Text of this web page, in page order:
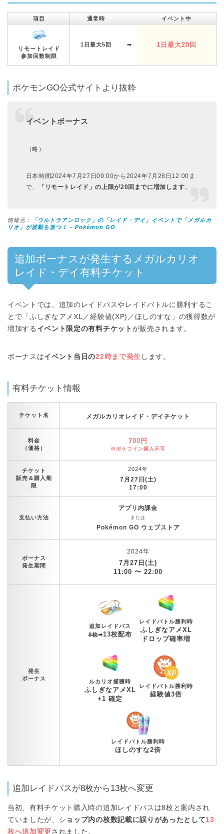
項目 通常時 イベント中
リモートレイド
参加回数制限
1日最大5回 ➡︎ 1日最大20回
ポケモンGO公式サイトより抜粋
イベントボーナス
（略）
日本時間2024年7月27日09:00から2024年7月28日12:00ま
で、
「リモートレイド」の上限が20回までに増加します。
情報元：
「ウルトラアンロック」の「レイド・デイ」イベントで「メガルカ
リオ」が波動を放つ！ – Pokémon GO
追加ボーナスが発生するメガルカリオ
レイド・デイ有料チケット
イベントでは、追加のレイドパスやレイドバトルに勝利するこ
とで「ふしぎなアメXL／経験値(XP)／ほしのすな」の獲得数が
増加する イベント限定の有料チケット が販売されます。
ボーナスはイベント当日の22時まで発生 します。
有料チケット情報
チケット名 メガルカリオレイド・デイチケット
料金
（価格）
700円
※ポケコイン購入不可
チケット
販売＆購入期
限
2024年
7月27日(土)
17:00
支払い方法
アプリ内課金
または
Pokémon GO ウェブストア
ボーナス
発生期間
2024年
7月27日(土)
11:00 〜 22:00
発生
ボーナス
追加レイドパス
8枚➡︎13枚配布
レイドバトル勝利時
ふしぎなアメXL
ドロップ確率増
ルカリオ捕獲時
ふしぎなアメXL
+1 確定
レイドバトル勝利時
経験値3倍
レイドバトル勝利時
ほしのすな2倍
追加レイドパスが8枚から13枚へ変更
当初、有料チケット購入時の追加レイドパスは8枚と案内され
ていましたが、シ ョップ内の枚数記載に誤りがあったとして13
枚へ追加変更 されました。